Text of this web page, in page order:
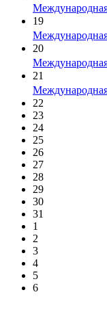
19
20
21
22
23
24
25
26
27
28
29
30
31
1
2
3
4
5
6